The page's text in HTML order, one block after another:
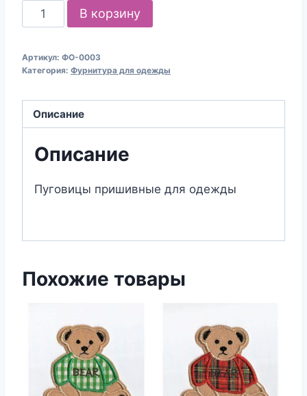
Количество
товара
пришивные
В корзину
Артикул: ФО-0003
Категория: Фурнитура для одежды
Описание
Описание
Пуговицы пришивные для одежды
Похожие товары